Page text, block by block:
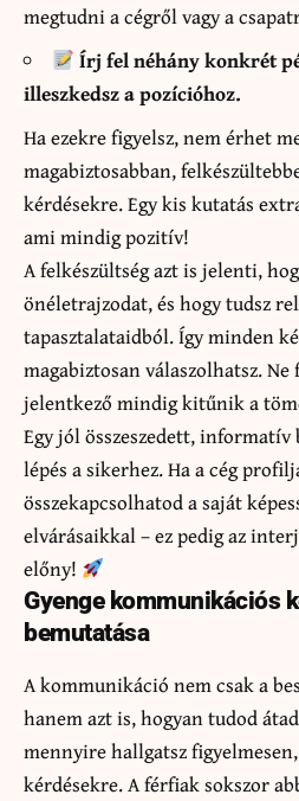
megtudni a cégről vagy a
Írj fel néhány konkrét
illeszkedsz a pozícióhoz.
Ha ezekre figyelsz, nem érhet
magabiztosabban,
kérdésekre. Egy kis kutatás
ami mindig pozitív!
A felkészültség azt is jelenti,
önéletrajzodat, és hogy tudsz
tapasztalataidból. Így minden
magabiztosan válaszolhatsz. Ne
jelentkező mindig kitűnik a
Egy jól összeszedett, informatív
lépés a sikerhez. Ha a cég
összekapcsolhatod a saját
elvárásaikkal – ez pedig az
előny!
Gyenge kommunikációs
bemutatása
A kommunikáció nem csak a
hanem azt is, hogyan tudod
mennyire hallgatsz
kérdésekre. A férfiak sokszor